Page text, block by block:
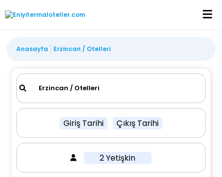
Anasayfa Erzincan / Otelleri
Giriş Tarihi Çıkış Tarihi
2 Yetişkin